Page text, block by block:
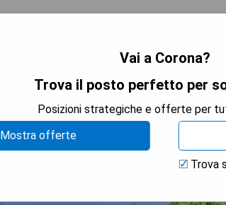
Vai a Corona?
Trova il posto perfetto per
Posizioni strategiche e offerte per
Mostra offerte
Trova